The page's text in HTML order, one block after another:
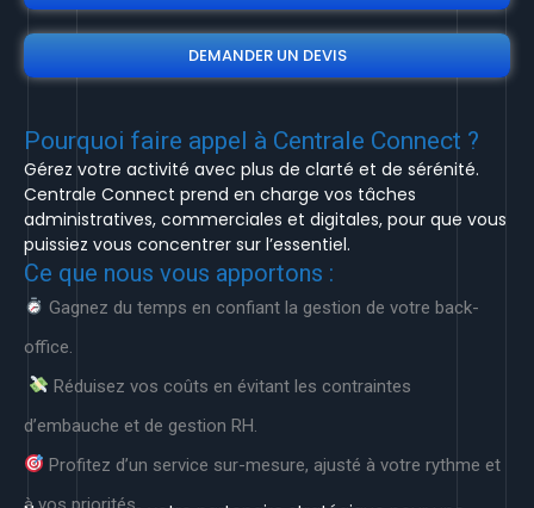
DEMANDER UN DEVIS
Pourquoi faire appel à Centrale Connect ?
Gérez votre activité avec plus de clarté et de sérénité.
Centrale Connect prend en charge vos tâches
administratives, commerciales et digitales, pour que vous
puissiez vous concentrer sur l’essentiel.
Ce que nous vous apportons :
Gagnez du temps en confiant la gestion de votre back-
office.
Réduisez vos coûts en évitant les contraintes
d’embauche et de gestion RH.
Profitez d’un service sur-mesure, ajusté à votre rythme et